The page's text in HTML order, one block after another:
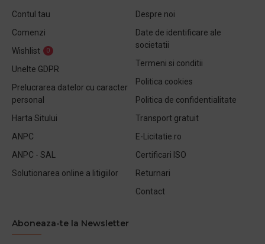
Contul tau
Comenzi
Wishlist
0
Unelte GDPR
Prelucrarea datelor cu caracter
personal
Harta Sitului
ANPC
ANPC - SAL
Solutionarea online a litigiilor
Despre noi
Date de identificare ale
societatii
Termeni si conditii
Politica cookies
Politica de confidentialitate
Transport gratuit
E-Licitatie.ro
Certificari ISO
Returnari
Contact
Aboneaza-te la Newsletter